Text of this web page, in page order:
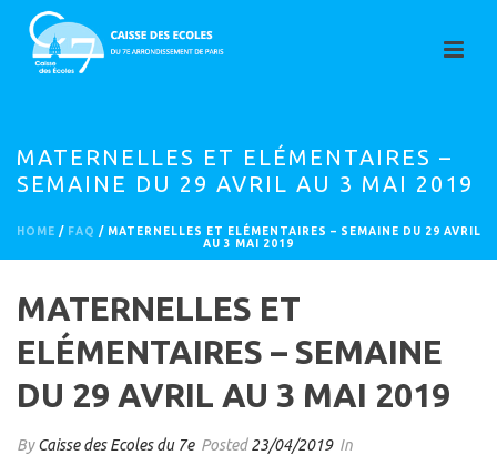
MATERNELLES ET ELÉMENTAIRES –
SEMAINE DU 29 AVRIL AU 3 MAI 2019
HOME / FAQ / MATERNELLES ET ELÉMENTAIRES – SEMAINE DU 29 AVRIL
AU 3 MAI 2019
MATERNELLES ET
ELÉMENTAIRES – SEMAINE
DU 29 AVRIL AU 3 MAI 2019
ByCaisse des Ecoles du 7e Posted23/04/2019 In